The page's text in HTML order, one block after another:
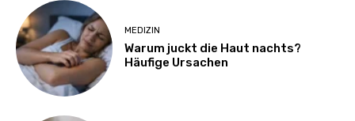
MEDIZIN
Warum juckt die Haut nachts?
Häufige Ursachen